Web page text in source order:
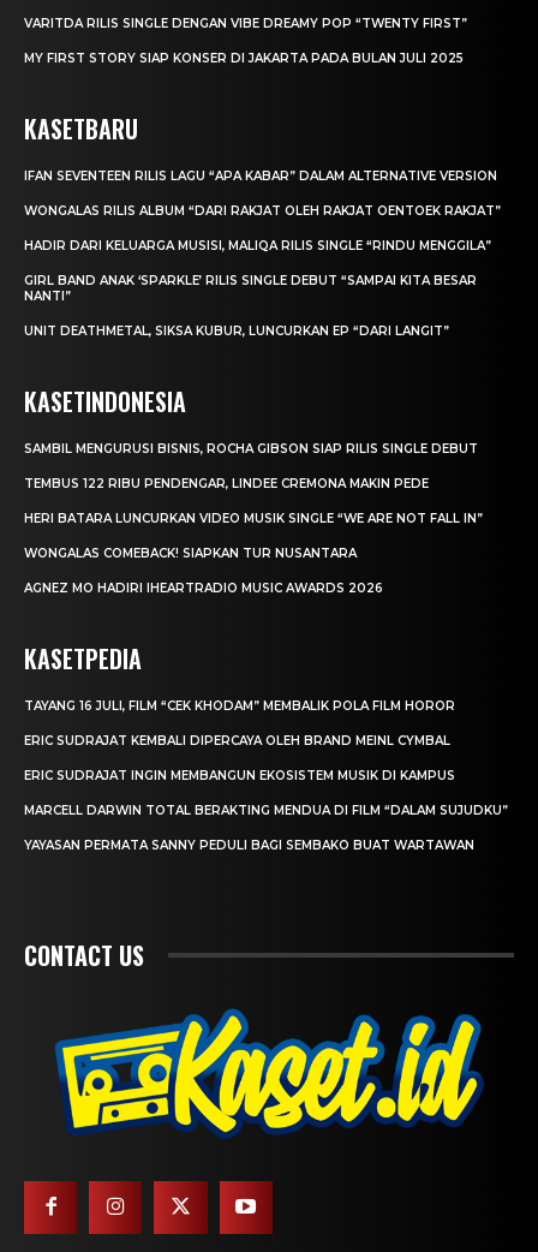
VARITDA RILIS SINGLE DENGAN VIBE DREAMY POP “TWENTY FIRST”
MY FIRST STORY SIAP KONSER DI JAKARTA PADA BULAN JULI 2025
KASETBARU
IFAN SEVENTEEN RILIS LAGU “APA KABAR” DALAM ALTERNATIVE VERSION
WONGALAS RILIS ALBUM “DARI RAKJAT OLEH RAKJAT OENTOEK RAKJAT”
HADIR DARI KELUARGA MUSISI, MALIQA RILIS SINGLE “RINDU MENGGILA”
GIRL BAND ANAK ‘SPARKLE’ RILIS SINGLE DEBUT “SAMPAI KITA BESAR
NANTI”
UNIT DEATHMETAL, SIKSA KUBUR, LUNCURKAN EP “DARI LANGIT”
KASETINDONESIA
SAMBIL MENGURUSI BISNIS, ROCHA GIBSON SIAP RILIS SINGLE DEBUT
TEMBUS 122 RIBU PENDENGAR, LINDEE CREMONA MAKIN PEDE
HERI BATARA LUNCURKAN VIDEO MUSIK SINGLE “WE ARE NOT FALL IN”
WONGALAS COMEBACK! SIAPKAN TUR NUSANTARA
AGNEZ MO HADIRI IHEARTRADIO MUSIC AWARDS 2026
KASETPEDIA
TAYANG 16 JULI, FILM “CEK KHODAM” MEMBALIK POLA FILM HOROR
ERIC SUDRAJAT KEMBALI DIPERCAYA OLEH BRAND MEINL CYMBAL
ERIC SUDRAJAT INGIN MEMBANGUN EKOSISTEM MUSIK DI KAMPUS
MARCELL DARWIN TOTAL BERAKTING MENDUA DI FILM “DALAM SUJUDKU”
YAYASAN PERMATA SANNY PEDULI BAGI SEMBAKO BUAT WARTAWAN
CONTACT US